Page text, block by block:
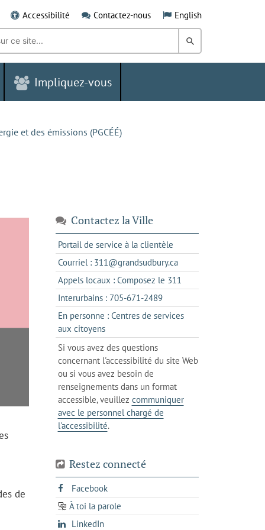
Accessibilité Contactez-nous English
Rechercher
dans
Grand
Impliquez-vous
et des émissions (PGCÉÉ)
de
Contactez la Ville
Portail de service à la clientèles'ouvre
dans
un
nouvel
Courriel : 311@grandsudbury.cas'ouvre
dans
votre
de
Appels locaux : Composez le 311
dans
un
client
téléphone
Interurbains : 705-671-2489s'ouvre
dans
client
votre
En personne : Centres de services
aux citoyenss'ouvre
dans
l'onglet
actuel
Si vous avez des questions
concernant l'accessibilité du site Web
ou si vous avez besoin de
renseignements dans un format
accessible, veuillez communiquer
avec le personnel chargé de
l'accessibilité.
Restez connecté
Facebooks'ouvre
dans
un
À toi la parole
opens
in
LinkedInopens